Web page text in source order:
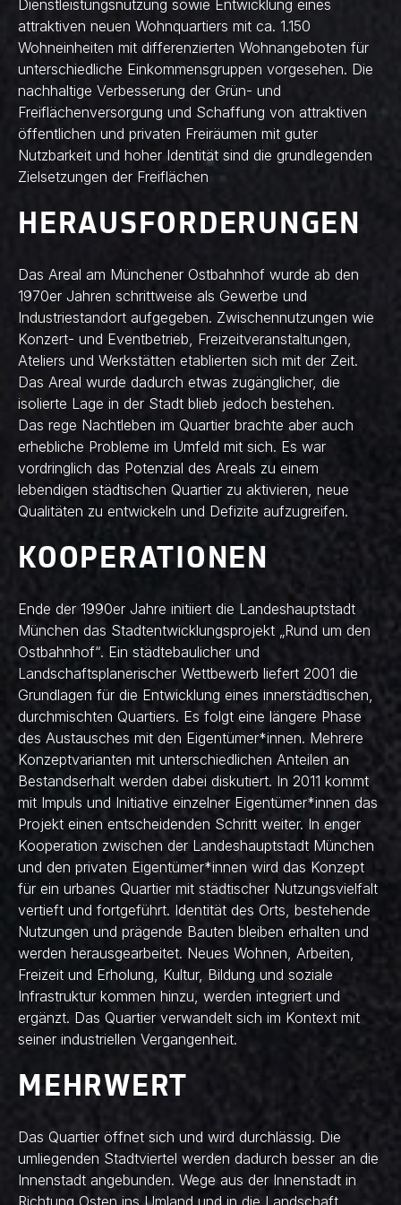
Dienstleistungsnutzung sowie Entwicklung eines
attraktiven neuen Wohnquartiers mit ca. 1.150
Wohneinheiten mit differenzierten Wohnangeboten für
unterschiedliche Einkommensgruppen vorgesehen. Die
nachhaltige Verbesserung der Grün- und
Freiflächenversorgung und Schaffung von attraktiven
öffentlichen und privaten Freiräumen mit guter
Nutzbarkeit und hoher Identität sind die grundlegenden
Zielsetzungen der Freiflächen
HERAUSFORDERUNGEN
Das Areal am Münchener Ostbahnhof wurde ab den
1970er Jahren schrittweise als Gewerbe und
Industriestandort aufgegeben. Zwischennutzungen wie
Konzert- und Eventbetrieb, Freizeitveranstaltungen,
Ateliers und Werkstätten etablierten sich mit der Zeit.
Das Areal wurde dadurch etwas zugänglicher, die
isolierte Lage in der Stadt blieb jedoch bestehen.
Das rege Nachtleben im Quartier brachte aber auch
erhebliche Probleme im Umfeld mit sich. Es war
vordringlich das Potenzial des Areals zu einem
lebendigen städtischen Quartier zu aktivieren, neue
Qualitäten zu entwickeln und Defizite aufzugreifen.
KOOPERATIONEN
Ende der 1990er Jahre initiiert die Landeshauptstadt
München das Stadtentwicklungsprojekt „Rund um den
Ostbahnhof“. Ein städtebaulicher und
Landschaftsplanerischer Wettbewerb liefert 2001 die
Grundlagen für die Entwicklung eines innerstädtischen,
durchmischten Quartiers. Es folgt eine längere Phase
des Austausches mit den Eigentümer*innen. Mehrere
Konzeptvarianten mit unterschiedlichen Anteilen an
Bestandserhalt werden dabei diskutiert. In 2011 kommt
mit Impuls und Initiative einzelner Eigentümer*innen das
Projekt einen entscheidenden Schritt weiter. In enger
Kooperation zwischen der Landeshauptstadt München
und den privaten Eigentümer*innen wird das Konzept
für ein urbanes Quartier mit städtischer Nutzungsvielfalt
vertieft und fortgeführt. Identität des Orts, bestehende
Nutzungen und prägende Bauten bleiben erhalten und
werden herausgearbeitet. Neues Wohnen, Arbeiten,
Freizeit und Erholung, Kultur, Bildung und soziale
Infrastruktur kommen hinzu, werden integriert und
ergänzt. Das Quartier verwandelt sich im Kontext mit
seiner industriellen Vergangenheit.
MEHRWERT
Das Quartier öffnet sich und wird durchlässig. Die
umliegenden Stadtviertel werden dadurch besser an die
Innenstadt angebunden. Wege aus der Innenstadt in
Richtung Osten ins Umland und in die Landschaft